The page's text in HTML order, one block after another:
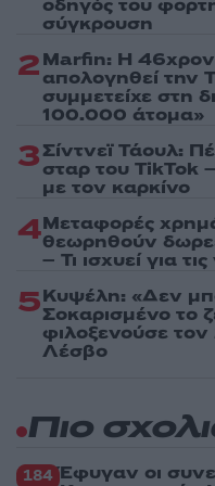
οδηγός του
σύγκρουση
2Marfin: Η
απολογηθεί την
συμμετείχε στη
100.000 άτομα»
3Σίντνεϊ Τάουλ:
σταρ του TikTok
με τον καρκίνο
4Μεταφορές
θεωρηθούν
– Τι ισχυεί για
5Κυψέλη: «Δεν
Σοκαρισμένο το
φιλοξενούσε
Λέσβο
Πιο
184 Έφυγαν οι